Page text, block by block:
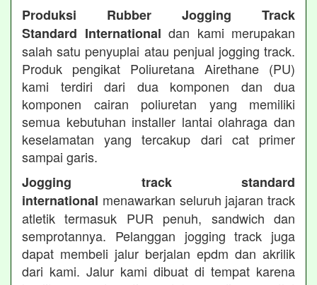
Produksi Rubber Jogging Track
Standard International dan kami merupakan
salah satu penyuplai atau penjual jogging track.
Produk pengikat Poliuretana Airethane (PU)
kami terdiri dari dua komponen dan dua
komponen cairan poliuretan yang memiliki
semua kebutuhan installer lantai olahraga dan
keselamatan yang tercakup dari cat primer
sampai garis.
Jogging track standard
international menawarkan seluruh jajaran track
atletik termasuk PUR penuh, sandwich dan
semprotannya. Pelanggan jogging track juga
dapat membeli jalur berjalan epdm dan akrilik
dari kami. Jalur kami dibuat di tempat karena